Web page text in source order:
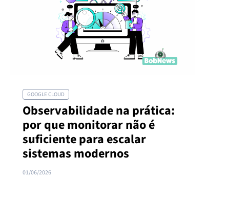
GOOGLE CLOUD
Observabilidade na prática:
por que monitorar não é
suficiente para escalar
sistemas modernos
01/06/2026